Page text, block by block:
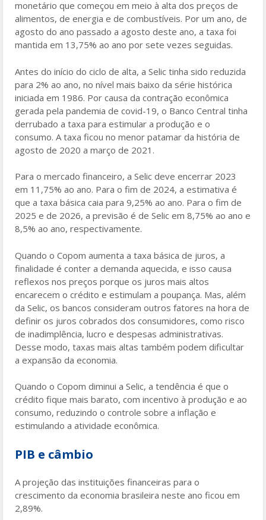
monetário que começou em meio à alta dos preços de
alimentos, de energia e de combustíveis. Por um ano, de
agosto do ano passado a agosto deste ano, a taxa foi
mantida em 13,75% ao ano por sete vezes seguidas.
Antes do início do ciclo de alta, a Selic tinha sido reduzida
para 2% ao ano, no nível mais baixo da série histórica
iniciada em 1986. Por causa da contração econômica
gerada pela pandemia de covid-19, o Banco Central tinha
derrubado a taxa para estimular a produção e o
consumo. A taxa ficou no menor patamar da história de
agosto de 2020 a março de 2021.
Para o mercado financeiro, a Selic deve encerrar 2023
em 11,75% ao ano. Para o fim de 2024, a estimativa é
que a taxa básica caia para 9,25% ao ano. Para o fim de
2025 e de 2026, a previsão é de Selic em 8,75% ao ano e
8,5% ao ano, respectivamente.
Quando o Copom aumenta a taxa básica de juros, a
finalidade é conter a demanda aquecida, e isso causa
reflexos nos preços porque os juros mais altos
encarecem o crédito e estimulam a poupança. Mas, além
da Selic, os bancos consideram outros fatores na hora de
definir os juros cobrados dos consumidores, como risco
de inadimplência, lucro e despesas administrativas.
Desse modo, taxas mais altas também podem dificultar
a expansão da economia.
Quando o Copom diminui a Selic, a tendência é que o
crédito fique mais barato, com incentivo à produção e ao
consumo, reduzindo o controle sobre a inflação e
estimulando a atividade econômica.
PIB e câmbio
A projeção das instituições financeiras para o
crescimento da economia brasileira neste ano ficou em
2,89%.